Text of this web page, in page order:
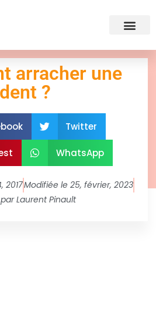
arracher une
dent ?
Twitter
WhatsApp
2017Modifiée le 25, février, 2023
Laurent Pinault